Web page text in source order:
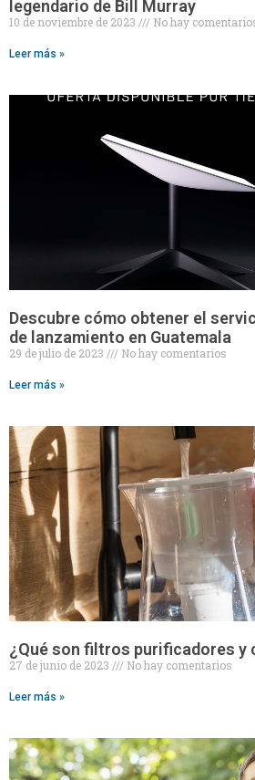
legendario de Bill Murray
10 de noviembre de 2023 No hay
Leer más »
Descubre cómo obtener el
de lanzamiento en Guatemala
29 de julio de 2023 No hay comentarios
Leer más »
¿Qué son filtros purificadores y
27 de junio de 2023 No hay comentarios
Leer más »